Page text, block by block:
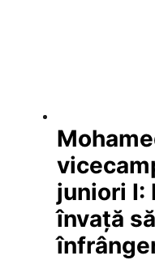
juniori I:
învață